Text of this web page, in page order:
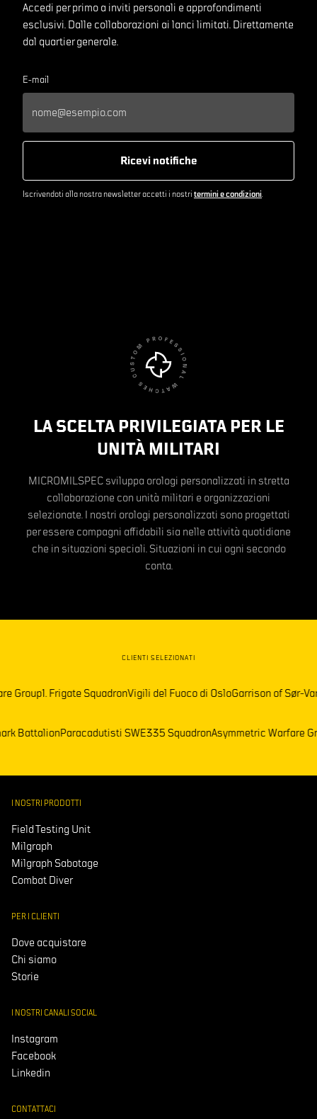
Accedi per primo a inviti personali e approfondimenti
esclusivi. Dalle collaborazioni ai lanci limitati. Direttamente
dal quartier generale.
E-mail
Ricevi notifiche
Iscrivendoti alla nostra newsletter accetti i nostri termini e condizioni.
LA SCELTA PRIVILEGIATA PER LE
UNITÀ MILITARI
MICROMILSPEC sviluppa orologi personalizzati in stretta
collaborazione con unità militari e organizzazioni
selezionate. I nostri orologi personalizzati sono progettati
per essere compagni affidabili sia nelle attività quotidiane
che in situazioni speciali. Situazioni in cui ogni secondo
conta.
CLIENTI SELEZIONATI
1. Frigate SquadronVigili del Fuoco di OsloGarrison of Sør-Varanger
Telemark BattalionParacadutisti SWE335 SquadronAsymmetric
I NOSTRI PRODOTTI
Field Testing Unit
Milgraph
Milgraph Sabotage
Combat Diver
PER I CLIENTI
Dove acquistare
Chi siamo
Storie
I NOSTRI CANALI SOCIAL
Instagram
Facebook
Linkedin
CONTATTACI